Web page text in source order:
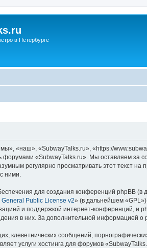
в Петербурге
«наш», «SubwayTalks.ru», «https://
форумами «SubwayTalks.ru». Мы оставляем за
регулярно просматривать этот текст
ними.
для создания конференций phpBB
General Public License v2» (в дальнейшем
и поддержкой интернет-конференций, и
в них. За дополнительной информацией
клеветнических сообщений,
услуги хостинга для форумов